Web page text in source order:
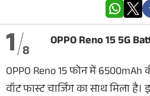
1 8
OPPO Reno 15 5G
OPPO Reno 15 फोन में 6500mAh
वॉट फास्ट चार्जिंग का साथ मिला